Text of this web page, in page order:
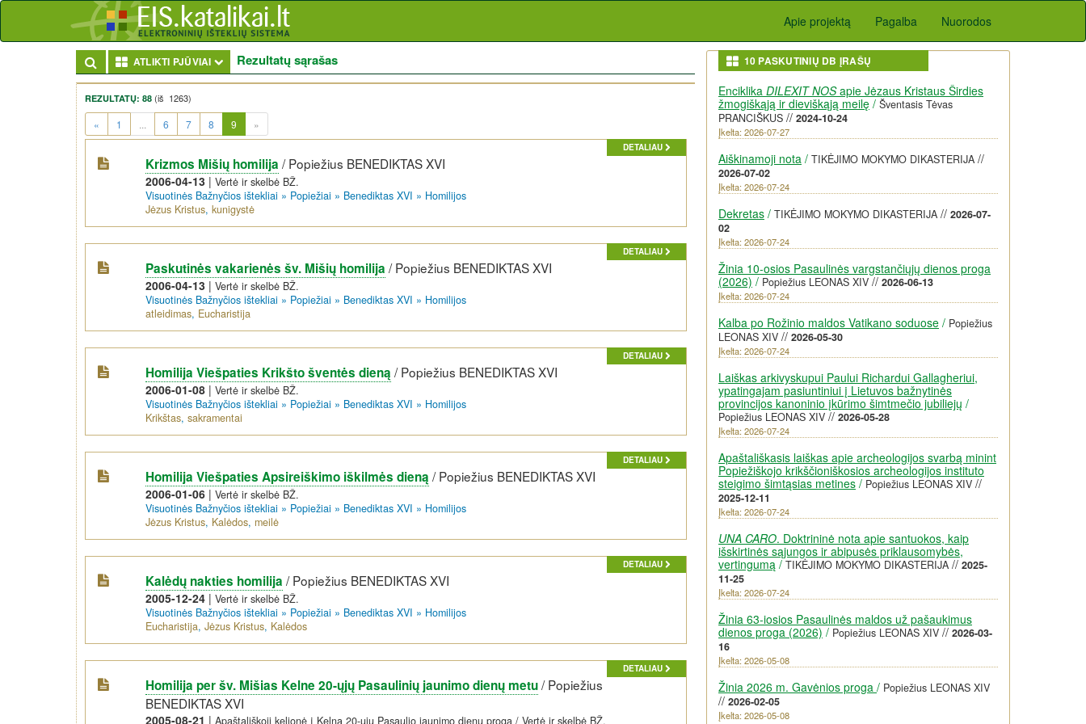
Apie projektą Pagalba Nuorodos
ATLIKTI PJŪVIAI Toggle Dropdown
Rezultatų sąrašas
REZULTATŲ: 88 (iš 1263)
« 1 6 7 8 9 (current)
»
DETALIAU
Krizmos Mišių homilija /Popiežius BENEDIKTAS XVI
2006-04-13 |Vertė ir skelbė BŽ.
Visuotinės Bažnyčios ištekliai » Popiežiai » Benediktas XVI » Homilijos
Jėzus Kristus,kunigystė
DETALIAU
Paskutinės vakarienės šv. Mišių homilija /Popiežius BENEDIKTAS XVI
2006-04-13 |Vertė ir skelbė BŽ.
Visuotinės Bažnyčios ištekliai » Popiežiai » Benediktas XVI » Homilijos
atleidimas, Eucharistija
DETALIAU
Homilija Viešpaties Krikšto šventės dieną /Popiežius BENEDIKTAS XVI
2006-01-08 |Vertė ir skelbė BŽ.
Visuotinės Bažnyčios ištekliai » Popiežiai » Benediktas XVI » Homilijos
Krikštas,sakramentai
DETALIAU
Homilija Viešpaties Apsireiškimo iškilmės dieną /Popiežius BENEDIKTAS XVI
2006-01-06 |Vertė ir skelbė BŽ.
Visuotinės Bažnyčios ištekliai » Popiežiai » Benediktas XVI » Homilijos
Jėzus Kristus, Kalėdos, meilė
DETALIAU
Kalėdų nakties homilija /Popiežius BENEDIKTAS XVI
2005-12-24 |Vertė ir skelbė BŽ.
Visuotinės Bažnyčios ištekliai » Popiežiai » Benediktas XVI » Homilijos
Eucharistija,Jėzus Kristus, Kalėdos
DETALIAU
Homilija per šv. Mišias Kelne 20-ųjų Pasaulinių jaunimo dienų metu/Popiežius
BENEDIKTAS XVI
2005-08-21 |Apaštališkoji kelionė į Kelną 20-ųjų Pasaulio jaunimo dienų proga / Vertė ir skelbė BŽ.
10 PASKUTINIŲ DB ĮRAŠŲ
Enciklika DILEXIT NOSapie Jėzaus Kristaus Širdies
žmogiškąją ir dieviškąją meilę / Šventasis Tėvas
PRANCIŠKUS // 2024-10-24
Įkelta: 2026-07-27
Aiškinamoji nota / TIKĖJIMO MOKYMO DIKASTERIJA //
2026-07-02
Įkelta: 2026-07-24
Dekretas / TIKĖJIMO MOKYMO DIKASTERIJA // 2026-07-
02
Įkelta: 2026-07-24
Žinia 10-osios Pasaulinės vargstančiųjų dienos proga
(2026) / Popiežius LEONAS XIV // 2026-06-13
Įkelta: 2026-07-24
Kalba po Rožinio maldos Vatikano soduose / Popiežius
LEONAS XIV // 2026-05-30
Įkelta: 2026-07-24
Laiškas arkivyskupui Paului Richardui Gallagheriui,
ypatingajam pasiuntiniui į Lietuvos bažnytinės
provincijos kanoninio įkūrimo šimtmečio jubiliejų /
Popiežius LEONAS XIV // 2026-05-28
Įkelta: 2026-07-24
Apaštališkasis laiškas apie archeologijos svarbą minint
Popiežiškojo krikščioniškosios archeologijos instituto
steigimo šimtąsias metines / Popiežius LEONAS XIV //
2025-12-11
Įkelta: 2026-07-24
UNA CARO. Doktrininė nota apie santuokos, kaip
išskirtinės sąjungos ir abipusės priklausomybės,
vertingumą / TIKĖJIMO MOKYMO DIKASTERIJA // 2025-
11-25
Įkelta: 2026-07-24
Žinia 63-iosios Pasaulinės maldos už pašaukimus
dienos proga (2026) / Popiežius LEONAS XIV // 2026-03-
16
Įkelta: 2026-05-08
Žinia 2026 m. Gavėnios proga / Popiežius LEONAS XIV
// 2026-02-05
Įkelta: 2026-05-08